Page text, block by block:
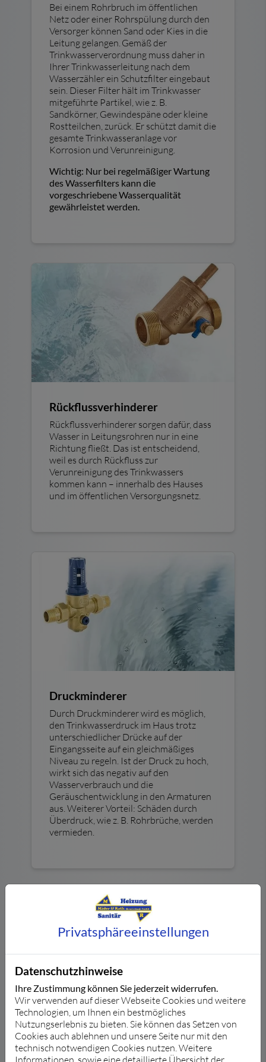
Bei einem Rohrbruch im öffentlichen
Netz oder einer Rohrspülung durch den
Versorger können Sand oder Kies in die
Leitung gelangen. Gemäß der
Trinkwasserverordnung muss daher in
Ihrer Trinkwasserleitung nach dem
Wasserzähler ein Schutzfilter eingebaut
sein. Dieser Filter hält im Trinkwasser
mitgeführte Partikel, wie z. B.
Sandkörner, Gewindespäne oder kleine
Rostteilchen, zurück. Er schützt damit die
gesamte Trinkwasseranlage vor
Korrosion und Verunreinigung.
Wichtig: Nur bei regelmäßiger Wartung
des Wasserfilters kann die
vorgeschriebene Wasserqualität
gewährleistet werden.
Rückflussverhinderer
Rückflussverhinderer sorgen dafür, dass
Wasser in Leitungsrohren nur in eine
Richtung fließt. Das ist entscheidend,
weil es durch Rückfluss zur
Verunreinigung des Trinkwassers
kommen kann – innerhalb des Hauses
und im öffentlichen Versorgungsnetz.
Druckminderer
Durch Druckminderer wird es möglich,
den Trinkwasserdruck im Haus trotz
unterschiedlicher Drücke auf der
Eingangsseite auf ein gleichmäßiges
Niveau zu regeln. Ist der Druck zu hoch,
wirkt sich das negativ auf den
Wasserverbrauch und die
Geräuschentwicklung in den Armaturen
aus. Weiterer Vorteil: Schäden durch
Überdruck, wie z. B. Rohrbrüche, werden
vermieden.
Hauswasserstation
Eine Hauswasserstation integriert
Privatsphäre­einstellungen
Datenschutzhinweise
Ihre Zustimmung können Sie jederzeit widerrufen.
Wir verwenden auf dieser Webseite Cookies und weitere
Technologien, um Ihnen ein bestmögliches
Nutzungserlebnis zu bieten. Sie können das Setzen von
Cookies auch ablehnen und unsere Seite nur mit den
technisch notwendigen Cookies nutzen. Weitere
Informationen, sowie eine detaillierte Übersicht der